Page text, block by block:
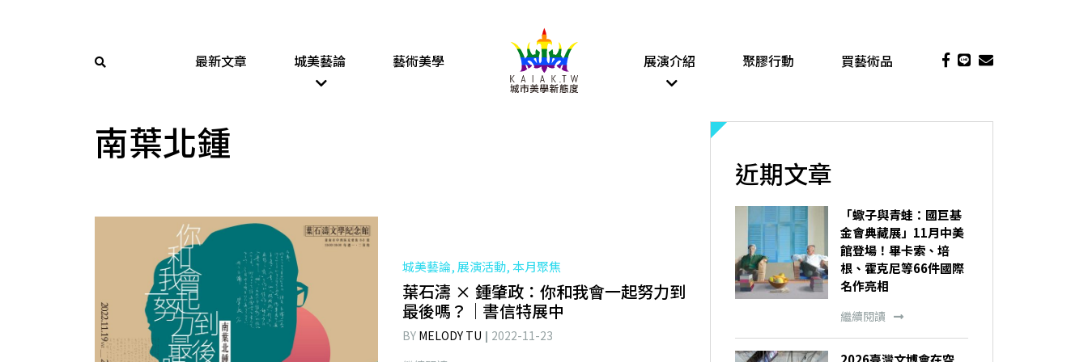
最新文章 城美藝論 藝術美學 展演介紹 聚膠行動 買藝術品
南葉北鍾
城美藝論, 展演活動, 本月聚焦
葉石濤 × 鍾肇政：你和我會一起努力到
最後嗎？｜書信特展中
BY MELODY TU
2022-11-23
近期文章
「蠍子與青蛙：國巨基
金會典藏展」11月中美
館登場！畢卡索、培
根、霍克尼等66件國際
名作亮相
繼續閱讀